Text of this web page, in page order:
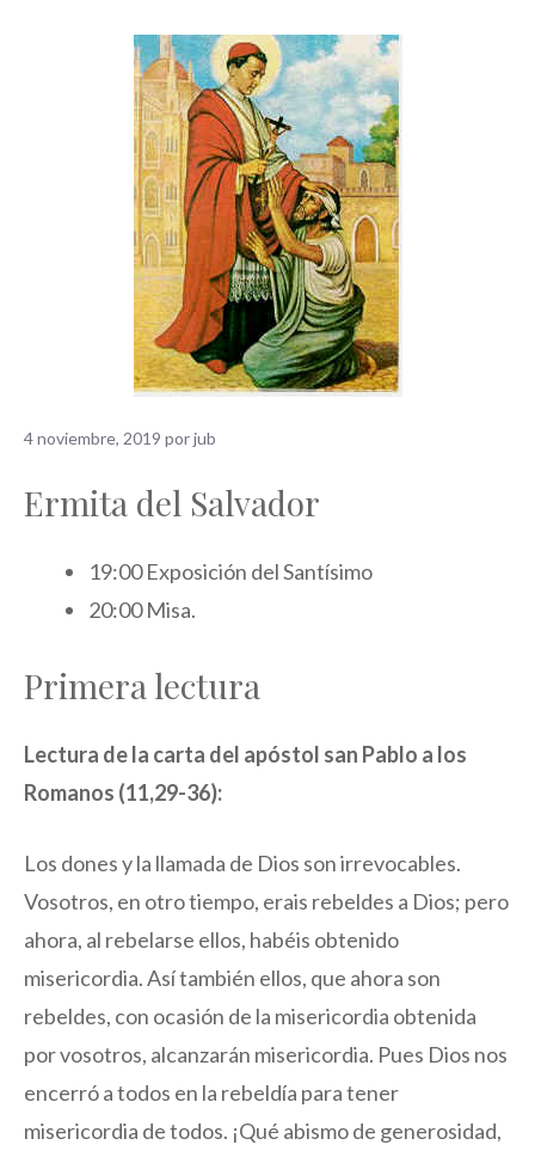
4 noviembre, 2019 porjub
Ermita del Salvador
19:00 Exposición del Santísimo
20:00 Misa.
Primera lectura
Lectura de la carta del apóstol san Pablo a los
Romanos (11,29-36):
Los dones y la llamada de Dios son irrevocables.
Vosotros, en otro tiempo, erais rebeldes a Dios; pero
ahora, al rebelarse ellos, habéis obtenido
misericordia. Así también ellos, que ahora son
rebeldes, con ocasión de la misericordia obtenida
por vosotros, alcanzarán misericordia. Pues Dios nos
encerró a todos en la rebeldía para tener
misericordia de todos. ¡Qué abismo de generosidad,